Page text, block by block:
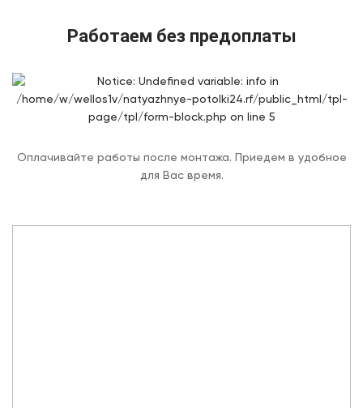
Работаем без предоплаты
Оплачивайте работы после монтажа. Приедем в удобное
для Вас время.